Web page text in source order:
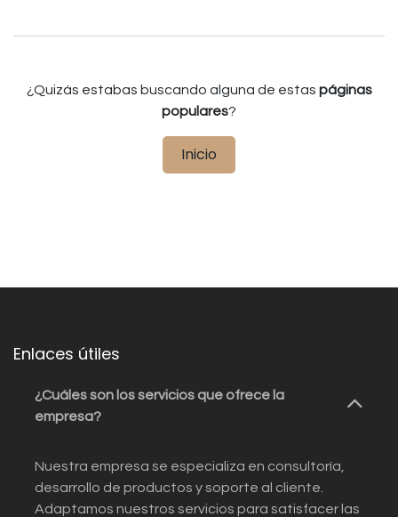
¿Quizás estabas buscando alguna de estas páginas
populares?
Inicio
Enlaces útiles
¿Cuáles son los servicios que ofrece la
empresa?
Nuestra empresa se especializa en consultoría,
desarrollo de productos y soporte al cliente.
Adaptamos nuestros servicios para satisfacer las